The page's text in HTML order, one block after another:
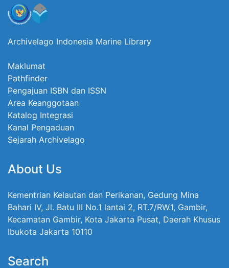
Archivelago Indonesia Marine Library
Maklumat
Pathfinder
Pengajuan ISBN dan ISSN
Area Keanggotaan
Katalog Integrasi
Kanal Pengaduan
Sejarah Archivelago
About Us
Kementrian Kelautan dan Perikanan, Gedung Mina
Bahari IV, Jl. Batu III No.1 lantai 2, RT.7/RW.1, Gambir,
Kecamatan Gambir, Kota Jakarta Pusat, Daerah Khusus
Ibukota Jakarta 10110
Search